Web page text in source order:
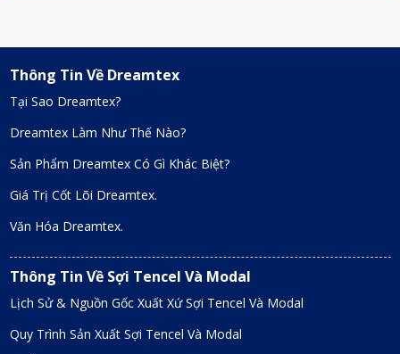
Thông Tin Về Dreamtex
Tại Sao Dreamtex?
Dreamtex Làm Như Thế Nào?
Sản Phẩm Dreamtex Có Gì Khác Biệt?
Giá Trị Cốt Lõi Dreamtex.
Văn Hóa Dreamtex.
Thông Tin Về Sợi Tencel Và Modal
Lịch Sử & Nguồn Gốc Xuất Xứ Sợi Tencel Và Modal
Quy Trình Sản Xuất Sợi Tencel Và Modal